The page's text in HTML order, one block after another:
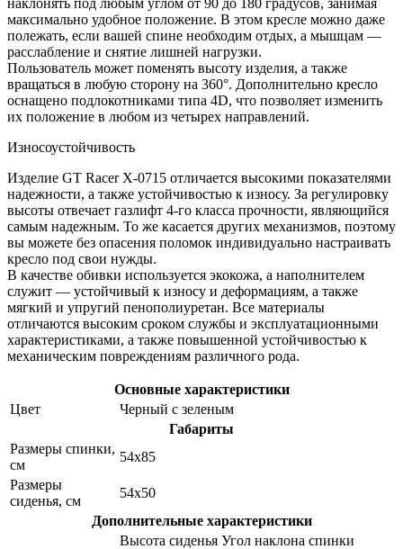
наклонять под любым углом от 90 до 180 градусов, занимая
максимально удобное положение. В этом кресле можно даже
полежать, если вашей спине необходим отдых, а мышцам —
расслабление и снятие лишней нагрузки.
Пользователь может поменять высоту изделия, а также
вращаться в любую сторону на 360°. Дополнительно кресло
оснащено подлокотниками типа 4D, что позволяет изменить
их положение в любом из четырех направлений.
Износоустойчивость
Изделие GT Racer X-0715 отличается высокими показателями
надежности, а также устойчивостью к износу. За регулировку
высоты отвечает газлифт 4-го класса прочности, являющийся
самым надежным. То же касается других механизмов, поэтому
вы можете без опасения поломок индивидуально настраивать
кресло под свои нужды.
В качестве обивки используется экокожа, а наполнителем
служит — устойчивый к износу и деформациям, а также
мягкий и упругий пенополиуретан. Все материалы
отличаются высоким сроком службы и эксплуатационными
характеристиками, а также повышенной устойчивостью к
механическим повреждениям различного рода.
Основные характеристики
Цвет
Черный с зеленым
Габариты
Размеры спинки,
см
54х85
Размеры
сиденья, см
54х50
Дополнительные характеристики
Высота сиденья Угол наклона спинки